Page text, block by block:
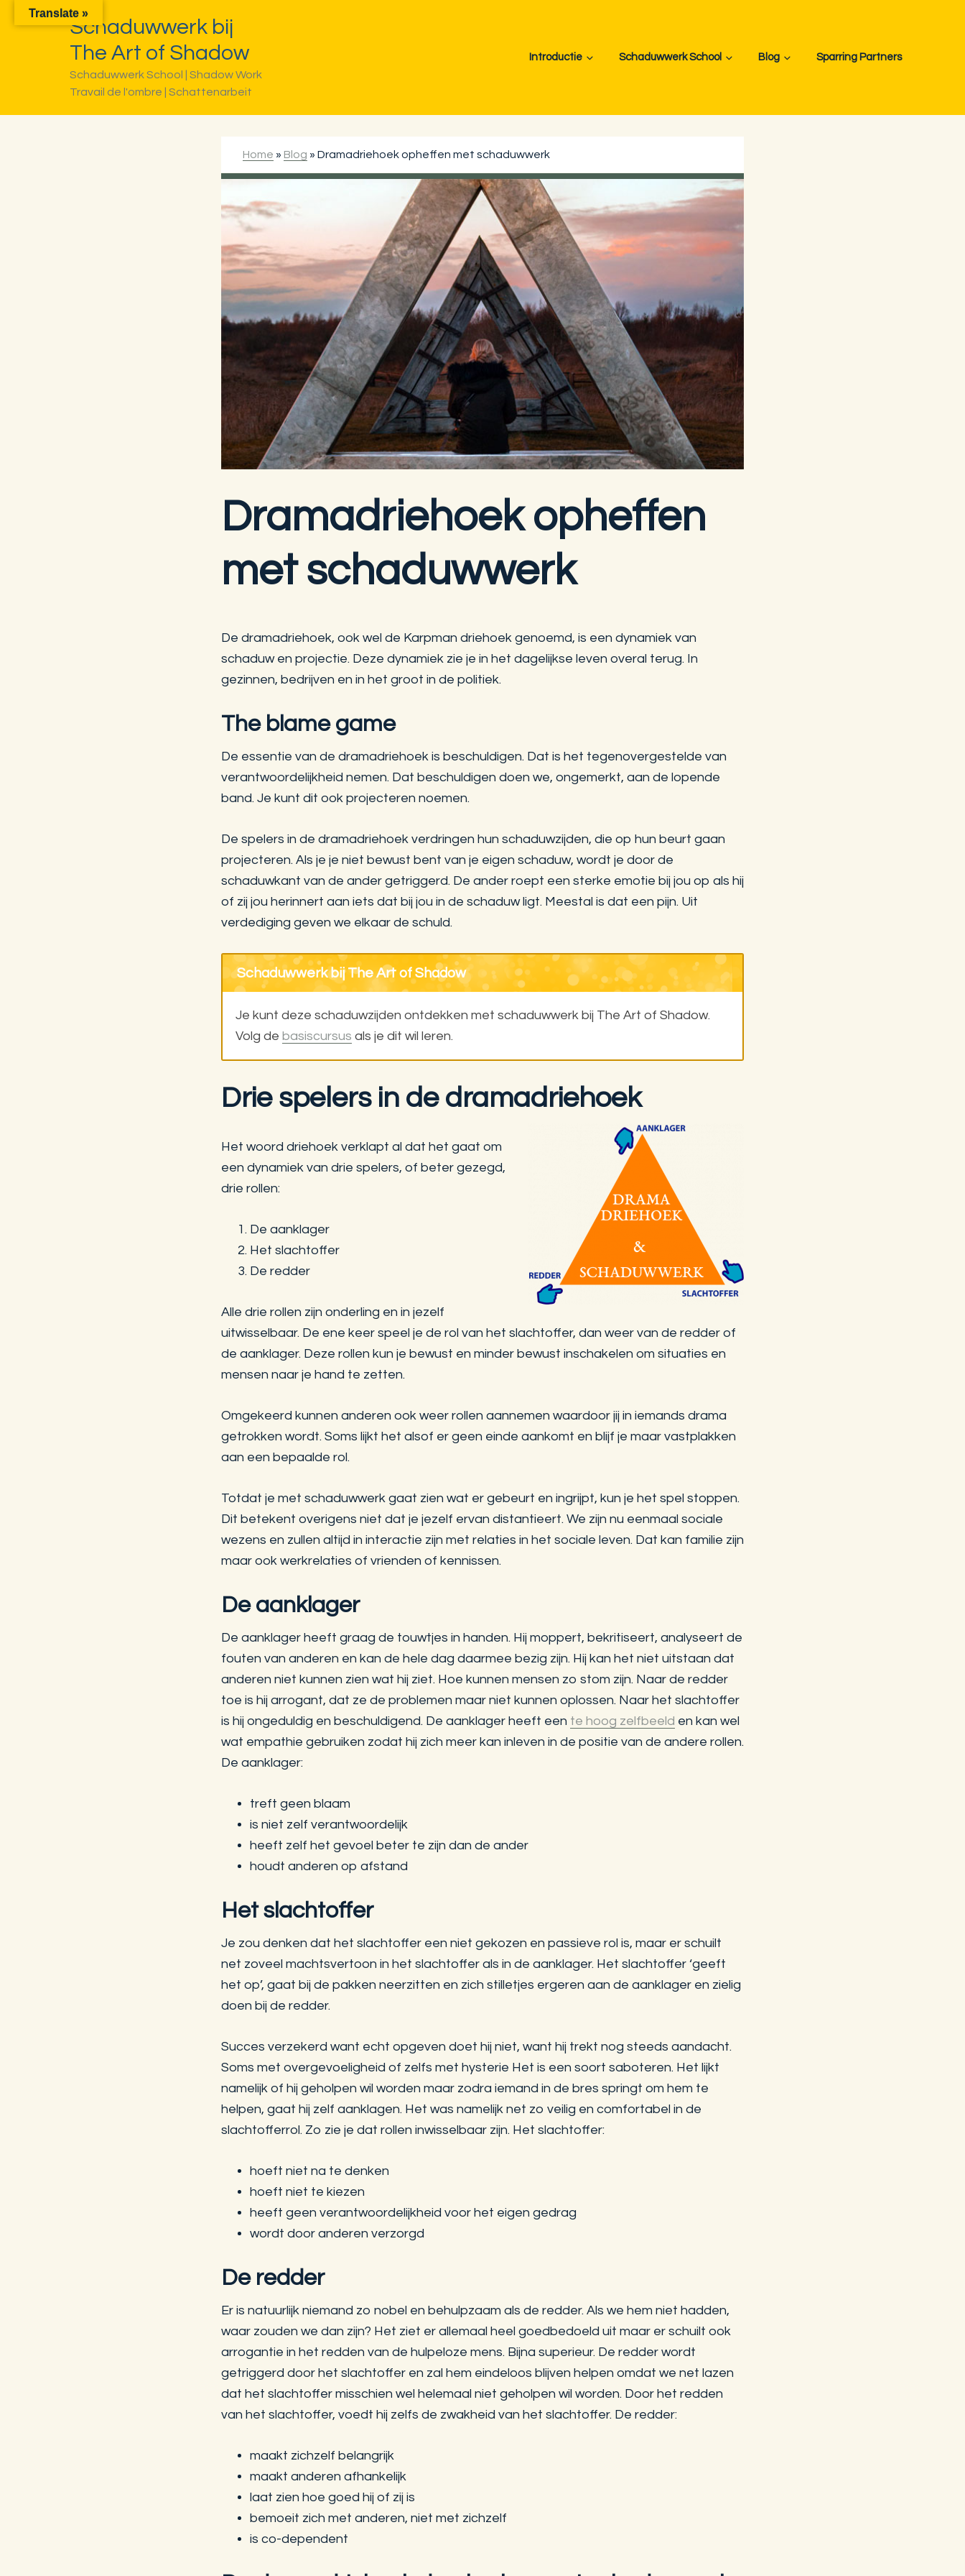
Schaduwwerk bij
The Art of Shadow
Schaduwwerk School | Shadow Work
Travail de l'ombre | Schattenarbeit
Introductie Schaduwwerk School Blog Sparring Partners
Home » Blog » Dramadriehoek opheffen met schaduwwerk
Dramadriehoek opheffen
met schaduwwerk
De dramadriehoek, ook wel de Karpman driehoek genoemd, is een dynamiek van
schaduw en projectie. Deze dynamiek zie je in het dagelijkse leven overal terug. In
gezinnen, bedrijven en in het groot in de politiek.
The blame game
De essentie van de dramadriehoek is beschuldigen. Dat is het tegenovergestelde van
verantwoordelijkheid nemen. Dat beschuldigen doen we, ongemerkt, aan de lopende
band. Je kunt dit ook projecteren noemen.
De spelers in de dramadriehoek verdringen hun schaduwzijden, die op hun beurt gaan
projecteren. Als je je niet bewust bent van je eigen schaduw, wordt je door de
schaduwkant van de ander getriggerd. De ander roept een sterke emotie bij jou op als hij
of zij jou herinnert aan iets dat bij jou in de schaduw ligt. Meestal is dat een pijn. Uit
verdediging geven we elkaar de schuld.
Schaduwwerk bij The Art of Shadow
Je kunt deze schaduwzijden ontdekken met schaduwwerk bij The Art of Shadow.
Volg de basiscursus als je dit wil leren.
Drie spelers in de dramadriehoek
Het woord driehoek verklapt al dat het gaat om
een dynamiek van drie spelers, of beter gezegd,
drie rollen:
De aanklager
Het slachtoffer
De redder
Alle drie rollen zijn onderling en in jezelf
uitwisselbaar. De ene keer speel je de rol van het slachtoffer, dan weer van de redder of
de aanklager. Deze rollen kun je bewust en minder bewust inschakelen om situaties en
mensen naar je hand te zetten.
Omgekeerd kunnen anderen ook weer rollen aannemen waardoor jij in iemands drama
getrokken wordt. Soms lijkt het alsof er geen einde aankomt en blijf je maar vastplakken
aan een bepaalde rol.
Totdat je met schaduwwerk gaat zien wat er gebeurt en ingrijpt, kun je het spel stoppen.
Dit betekent overigens niet dat je jezelf ervan distantieert. We zijn nu eenmaal sociale
wezens en zullen altijd in interactie zijn met relaties in het sociale leven. Dat kan familie zijn
maar ook werkrelaties of vrienden of kennissen.
De aanklager
De aanklager heeft graag de touwtjes in handen. Hij moppert, bekritiseert, analyseert de
fouten van anderen en kan de hele dag daarmee bezig zijn. Hij kan het niet uitstaan dat
anderen niet kunnen zien wat hij ziet. Hoe kunnen mensen zo stom zijn. Naar de redder
toe is hij arrogant, dat ze de problemen maar niet kunnen oplossen. Naar het slachtoffer
is hij ongeduldig en beschuldigend. De aanklager heeft een te hoog zelfbeeld en kan wel
wat empathie gebruiken zodat hij zich meer kan inleven in de positie van de andere rollen.
De aanklager:
treft geen blaam
is niet zelf verantwoordelijk
heeft zelf het gevoel beter te zijn dan de ander
houdt anderen op afstand
Het slachtoffer
Je zou denken dat het slachtoffer een niet gekozen en passieve rol is, maar er schuilt
net zoveel machtsvertoon in het slachtoffer als in de aanklager. Het slachtoffer ‘geeft
het op’, gaat bij de pakken neerzitten en zich stilletjes ergeren aan de aanklager en zielig
doen bij de redder.
Succes verzekerd want echt opgeven doet hij niet, want hij trekt nog steeds aandacht.
Soms met overgevoeligheid of zelfs met hysterie Het is een soort saboteren. Het lijkt
namelijk of hij geholpen wil worden maar zodra iemand in de bres springt om hem te
helpen, gaat hij zelf aanklagen. Het was namelijk net zo veilig en comfortabel in de
slachtofferrol. Zo zie je dat rollen inwisselbaar zijn. Het slachtoffer:
hoeft niet na te denken
hoeft niet te kiezen
heeft geen verantwoordelijkheid voor het eigen gedrag
wordt door anderen verzorgd
De redder
Er is natuurlijk niemand zo nobel en behulpzaam als de redder. Als we hem niet hadden,
waar zouden we dan zijn? Het ziet er allemaal heel goedbedoeld uit maar er schuilt ook
arrogantie in het redden van de hulpeloze mens. Bijna superieur. De redder wordt
getriggerd door het slachtoffer en zal hem eindeloos blijven helpen omdat we net lazen
dat het slachtoffer misschien wel helemaal niet geholpen wil worden. Door het redden
van het slachtoffer, voedt hij zelfs de zwakheid van het slachtoffer. De redder:
maakt zichzelf belangrijk
maakt anderen afhankelijk
laat zien hoe goed hij of zij is
bemoeit zich met anderen, niet met zichzelf
is co-dependent
Translate »